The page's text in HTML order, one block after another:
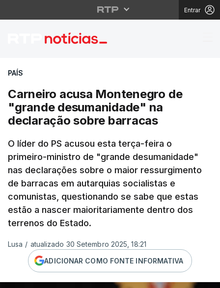
Entrar
Carneiro acusa
PAÍS
Carneiro acusa Montenegro de
"grande desumanidade" na
declaração sobre barracas
O líder do PS acusou esta terça-feira o
primeiro-ministro de "grande desumanidade"
nas declarações sobre o maior ressurgimento
de barracas em autarquias socialistas e
comunistas, questionando se sabe que estas
estão a nascer maioritariamente dentro dos
terrenos do Estado.
Lusa / atualizado 30 Setembro 2025, 18:21
ADICIONAR COMO FONTE INFORMATIVA